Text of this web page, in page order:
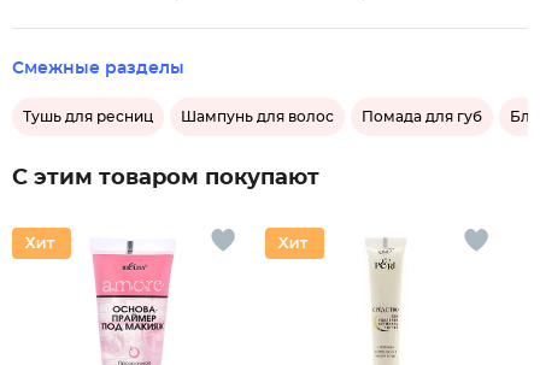
Смежные разделы
Тушь для ресниц Шампунь для волос Помада для губ
С этим товаром покупают